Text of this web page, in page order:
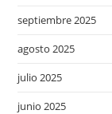
septiembre 2025
agosto 2025
julio 2025
junio 2025